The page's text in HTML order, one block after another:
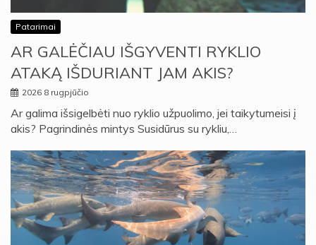
Patarimai
AR GALĖČIAU IŠGYVENTI RYKLIO
ATAKĄ IŠDURIANT JAM AKIS?
2026 8 rugpjūčio
Ar galima išsigelbėti nuo ryklio užpuolimo, jei taikytumeisi į
akis? Pagrindinės mintys Susidūrus su rykliu,…